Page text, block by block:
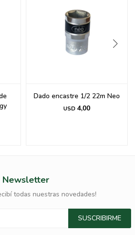
Dado encastre 1/2 22m Neo
USD 4,00
Newsletter
todas nuestras novedades!
SUSCRIBIRME